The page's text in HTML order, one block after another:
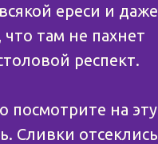
ереси и даже
там не пахнет
респект.
посмотрите на эту
Сливки отсеклись,